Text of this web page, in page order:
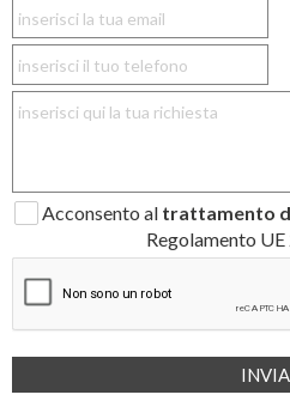
Acconsento al trattamento
Regolamento